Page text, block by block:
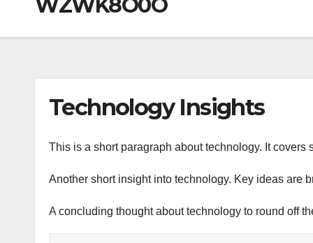
WZWK8O0O
Technology Insights
This is a short paragraph about technology. It covers
Another short insight into technology. Key ideas are
A concluding thought about technology to round off
m